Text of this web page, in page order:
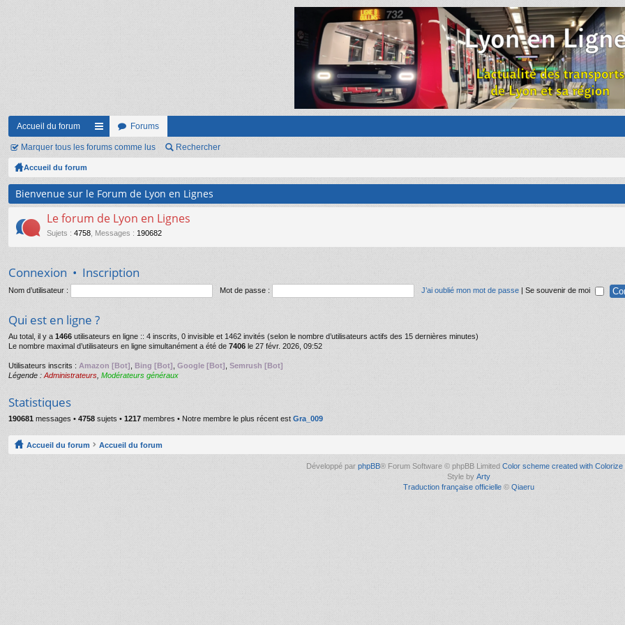
Accueil du forum
ac
ur
ci
s
Forums
Marquer tous les forums comme lus Rechercher
Accueil du forum
Bienvenue sur le Forum de Lyon en Lignes
Le forum de Lyon en Lignes
Sujets : 4758 Messages : 190682
Connexion • Inscription
Nom d’utilisateur : Mot de passe : J’ai oublié mon mot de passe | Se souvenir de moi
Qui est en ligne ?
Au total, il y a 1466 utilisateurs en ligne :: 4 inscrits, 0 invisible et 1462 invités (selon le nombre d’utilisateurs actifs des 15 dernières minutes)
Le nombre maximal d’utilisateurs en ligne simultanément a été de 7406 le 27 févr. 2026, 09:52
Utilisateurs inscrits : Amazon [Bot] Bing [Bot] Google [Bot] Semrush [Bot]
Légende : Administrateurs Modérateurs généraux
Statistiques
190681 messages • 4758 sujets • 1217 membres • Notre membre le plus récent est Gra_009
Accueil du forum Accueil du forum
Développé par phpBB® Forum Software © phpBB Limited Color scheme created with Colorize
Style by Arty
Traduction française officielle © Qiaeru